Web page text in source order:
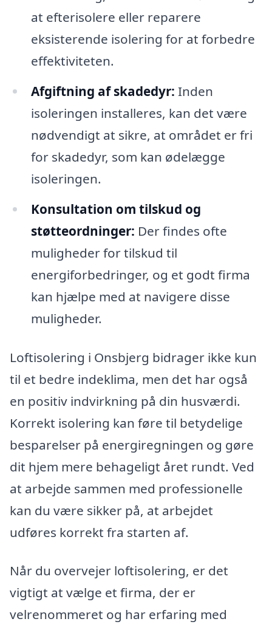
at efterisolere eller reparere
eksisterende isolering for at forbedre
effektiviteten.
Afgiftning af skadedyr: Inden
isoleringen installeres, kan det være
nødvendigt at sikre, at området er fri
for skadedyr, som kan ødelægge
isoleringen.
Konsultation om tilskud og
støtteordninger: Der findes ofte
muligheder for tilskud til
energiforbedringer, og et godt firma
kan hjælpe med at navigere disse
muligheder.
Loftisolering i Onsbjerg bidrager ikke kun
til et bedre indeklima, men det har også
en positiv indvirkning på din husværdi.
Korrekt isolering kan føre til betydelige
besparelser på energiregningen og gøre
dit hjem mere behageligt året rundt. Ved
at arbejde sammen med professionelle
kan du være sikker på, at arbejdet
udføres korrekt fra starten af.
Når du overvejer loftisolering, er det
vigtigt at vælge et firma, der er
velrenommeret og har erfaring med